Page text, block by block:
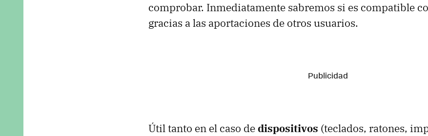
comprobar. Inmediatamente sabremos si es compatible
gracias a las aportaciones de otros usuarios.
Útil tanto en el caso dedispositivos (teclados, ratones,